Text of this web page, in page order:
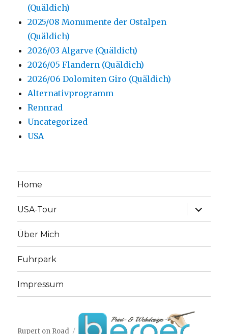
(Quäldich)
2025/08 Monumente der Ostalpen
(Quäldich)
2026/03 Algarve (Quäldich)
2026/05 Flandern (Quäldich)
2026/06 Dolomiten Giro (Quäldich)
Alternativprogramm
Rennrad
Uncategorized
USA
Home
USA-Tour
Über Mich
Fuhrpark
Impressum
Rupert on Road